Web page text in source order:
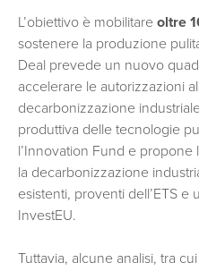
L’obiettivo è mobilitare oltre
sostenere la produzione
Deal prevede un nuovo
accelerare le autorizzazioni
decarbonizzazione
produttiva delle tecnologie
l’Innovation Fund e
la decarbonizzazione
esistenti, proventi dell’ETS
InvestEU.
Tuttavia, alcune analisi, tra